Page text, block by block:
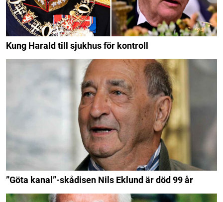
Kung Harald till sjukhus för kontroll
”Göta kanal”-skådisen Nils Eklund är död 99 år